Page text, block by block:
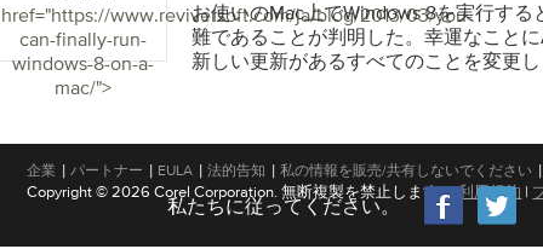
href="https://www.reviversoft.com/ja/blog/2013/03/you-
can-finally-run-
windows-8-on-a-
mac/">
お使いのMac上でWindows 8を実行する
難であることが判明した。幸運なこと
新しい更新があるすべてのことを変更
企業 | パートナー | EULA | 法的告知 | 私の情報を販売/共有しないでください |
Copyright © 2026 Corel Corporation. 無断複製を禁止します。利用規約 |
私たちに従ってください。